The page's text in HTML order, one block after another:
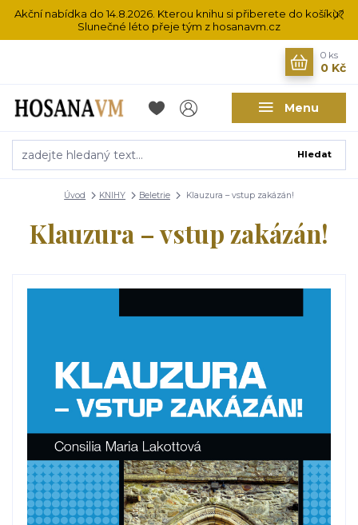
Akční nabídka do 14.8.2026. Kterou knihu si přiberete do košíku?
Slunečné léto přeje tým z hosanavm.cz
Menu
Hledat
0 ks
0 Kč
Úvod KNIHY Beletrie Klauzura – vstup zakázán!
Klauzura – vstup zakázán!